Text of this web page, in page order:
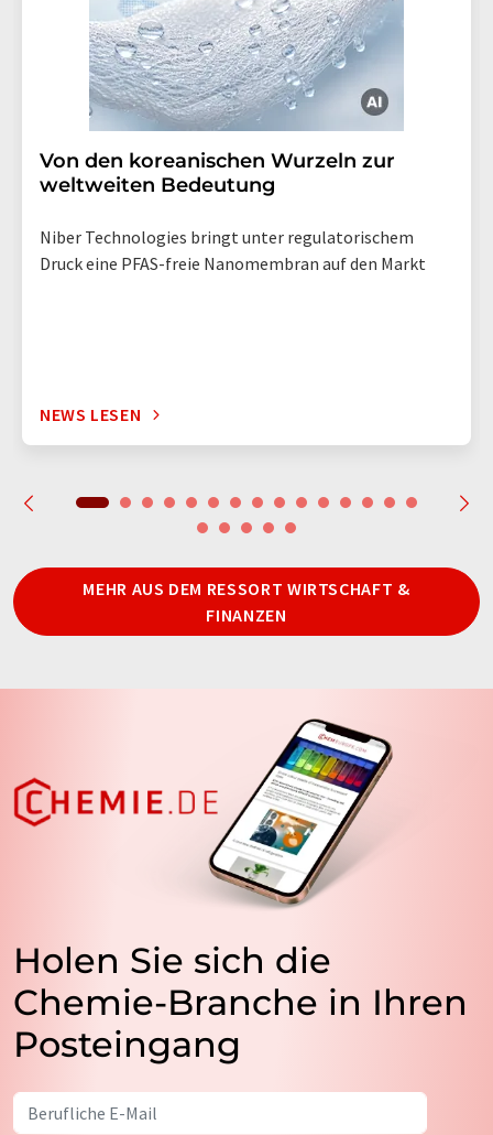
Von den koreanischen Wurzeln zur
weltweiten Bedeutung
Niber Technologies bringt unter regulatorischem
Druck eine PFAS-freie Nanomembran auf den Markt
NEWS LESEN
MEHR AUS DEM RESSORT WIRTSCHAFT &
FINANZEN
Holen Sie sich die
Chemie-Branche in Ihren
Posteingang